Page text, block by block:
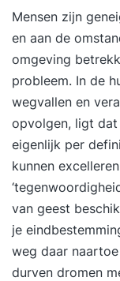
Mensen zijn
en aan de
omgeving
probleem. In de
wegvallen en
opvolgen, ligt dat
eigenlijk per
kunnen
van geest
je
weg daar
durven dromen